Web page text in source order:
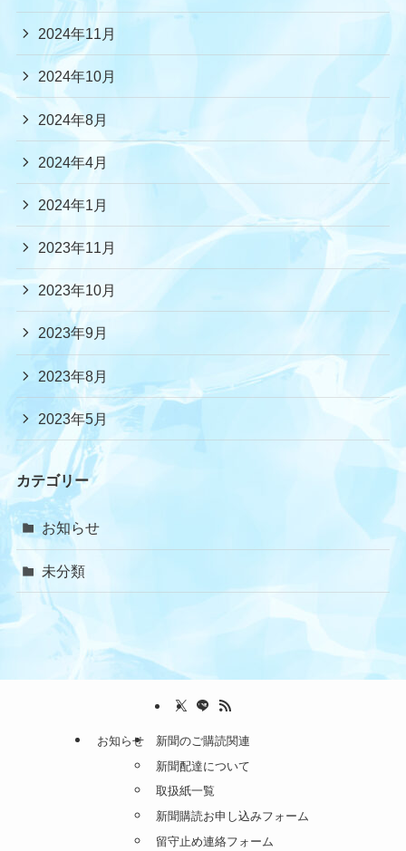
2024年11月
2024年10月
2024年8月
2024年4月
2024年1月
2023年11月
2023年10月
2023年9月
2023年8月
2023年5月
カテゴリー
お知らせ
未分類
お知らせ
新聞のご購読関連
新聞配達について
取扱紙一覧
新聞購読お申し込みフォーム
留守止め連絡フォーム